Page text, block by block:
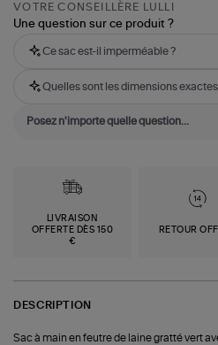
VOTRE CONSEILLÈRE LULLI
Une question sur ce produit ?
Ce sac est-il imperméable ?
Quelles sont les dimensions
LIVRAISON
OFFERTE DÈS 150
€
RETOUR
DESCRIPTION
Sac à main en feutre de laine gratté vert